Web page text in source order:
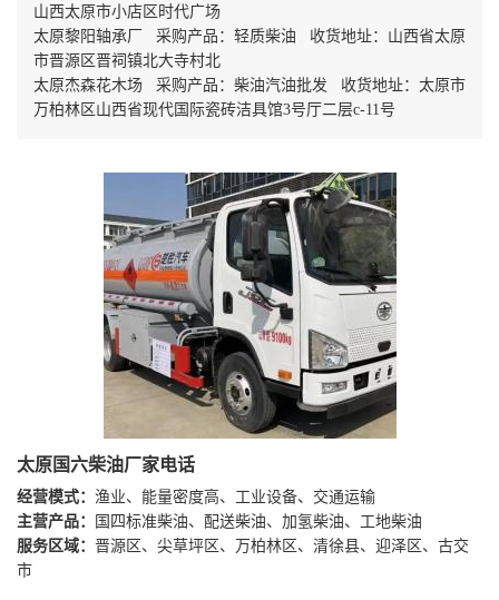
山西太原市小店区时代广场
太原黎阳轴承厂 采购产品：轻质柴油 收货地址：山西省太原
市晋源区晋祠镇北大寺村北
太原杰森花木场 采购产品：柴油汽油批发 收货地址：太原市
万柏林区山西省现代国际瓷砖洁具馆3号厅二层c-11号
太原国六柴油厂家电话
经营模式： 渔业、能量密度高、工业设备、交通运输
主营产品：
国四标准柴油、配送柴油、加氢柴油、工地柴油
服务区域： 晋源区、尖草坪区、万柏林区、清徐县、迎泽区、古交
市